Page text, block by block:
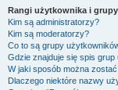
Rangi użytkownika i grupy
Kim są administratorzy?
Kim są moderatorzy?
Co to są grupy
Gdzie znajduje się spis
W jaki sposób można
Dlaczego niektóre nazwy